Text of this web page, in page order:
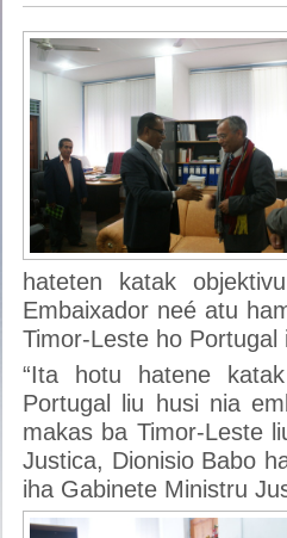
hateten katak
Embaixador neé atu
Timor-Leste ho
“Ita hotu hatene
Portugal liu husi nia
makas ba Timor-Leste
Justica, Dionisio Babo
iha Gabinete Ministru